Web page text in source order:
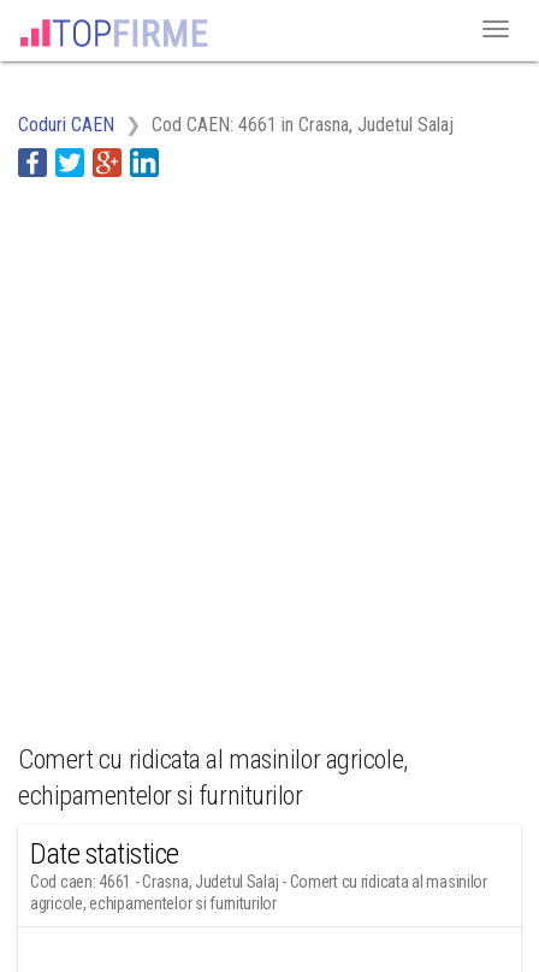
Coduri CAEN Cod CAEN: 4661 in Crasna, Judetul Salaj
Comert cu ridicata al masinilor agricole,
echipamentelor si furniturilor
Date statistice
Cod caen: 4661 - Crasna, Judetul Salaj - Comert cu ridicata al masinilor
agricole, echipamentelor si furniturilor